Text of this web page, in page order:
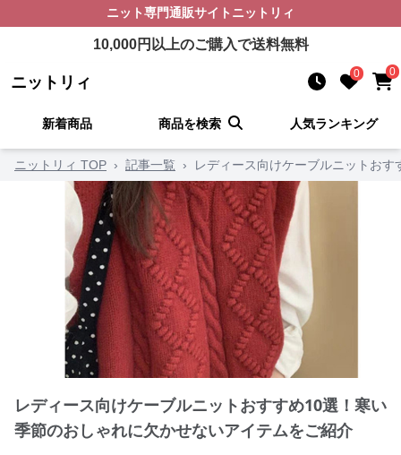
ニット専門通販サイト ニットリィ
10,000円以上のご購入で送料無料
ニットリィ 0 0
新着商品 商品を検索 人気ランキング
ニットリィ TOP › 記事一覧 › レディース向けケーブルニットお
レディース向けケーブルニットおすすめ10選！寒い
季節のおしゃれに欠かせないアイテムをご紹介